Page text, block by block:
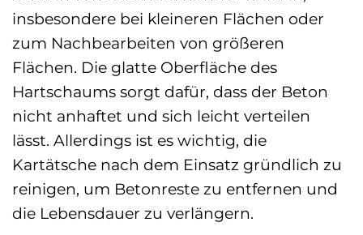
insbesondere bei kleineren Flächen oder
zum Nachbearbeiten von größeren
Flächen. Die glatte Oberfläche des
Hartschaums sorgt dafür, dass der Beton
nicht anhaftet und sich leicht verteilen
lässt. Allerdings ist es wichtig, die
Kartätsche nach dem Einsatz gründlich zu
reinigen, um Betonreste zu entfernen und
die Lebensdauer zu verlängern.